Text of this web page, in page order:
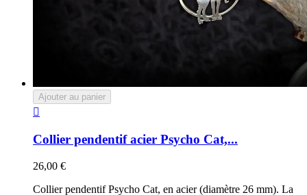
Ajouter au panier

Collier pendentif acier Psycho Cat,...
26,00 €
Collier pendentif Psycho Cat, en acier (diamètre 26 mm). La